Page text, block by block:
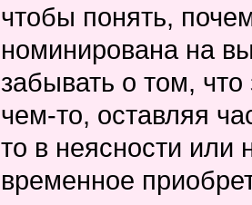
чтобы понять,
номинирована на
забывать о том,
чем-то, оставляя
то в неясности или
временное